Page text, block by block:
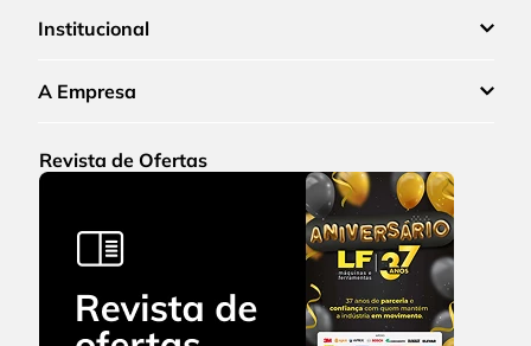
Institucional
A Empresa
Revista de Ofertas